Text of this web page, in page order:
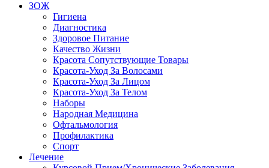
ЗОЖ
Гигиена
Диагностика
Здоровое Питание
Качество Жизни
Красота Сопутствующие Товары
Красота-Уход За Волосами
Красота-Уход За Лицом
Красота-Уход За Телом
Наборы
Народная Медицина
Офтальмология
Профилактика
Спорт
Лечение